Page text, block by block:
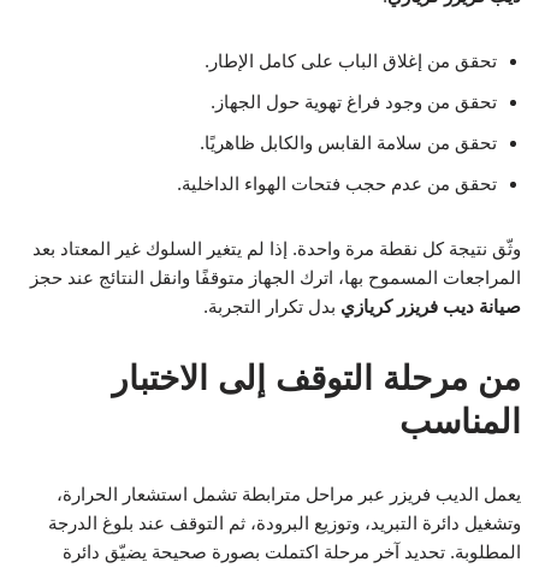
تحقق من إغلاق الباب على كامل الإطار.
تحقق من وجود فراغ تهوية حول الجهاز.
تحقق من سلامة القابس والكابل ظاهريًا.
تحقق من عدم حجب فتحات الهواء الداخلية.
وثّق نتيجة كل نقطة مرة واحدة. إذا لم يتغير السلوك غير المعتاد بعد
المراجعات المسموح بها، اترك الجهاز متوقفًا وانقل النتائج عند حجز
صيانة ديب فريزر كريازي بدل تكرار التجربة.
من مرحلة التوقف إلى الاختبار
المناسب
يعمل الديب فريزر عبر مراحل مترابطة تشمل استشعار الحرارة،
وتشغيل دائرة التبريد، وتوزيع البرودة، ثم التوقف عند بلوغ الدرجة
المطلوبة. تحديد آخر مرحلة اكتملت بصورة صحيحة يضيّق دائرة